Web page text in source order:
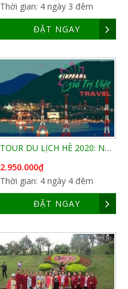
Thời gian: 4 ngày 3 đêm
ĐẶT NGAY
TOUR DU LỊCH HÈ 2020: NHA TRANG – ĐÀ LẠT 4 NGÀY 4 ĐÊM
2.950.000₫
Thời gian: 4 ngày 4 đêm
ĐẶT NGAY